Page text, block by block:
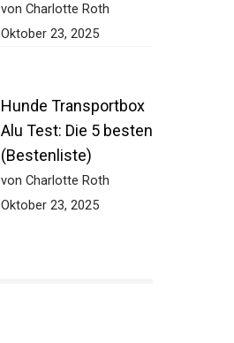
von Charlotte Roth
Oktober 23, 2025
Hunde Transportbox
Alu Test: Die 5 besten
(Bestenliste)
von Charlotte Roth
Oktober 23, 2025